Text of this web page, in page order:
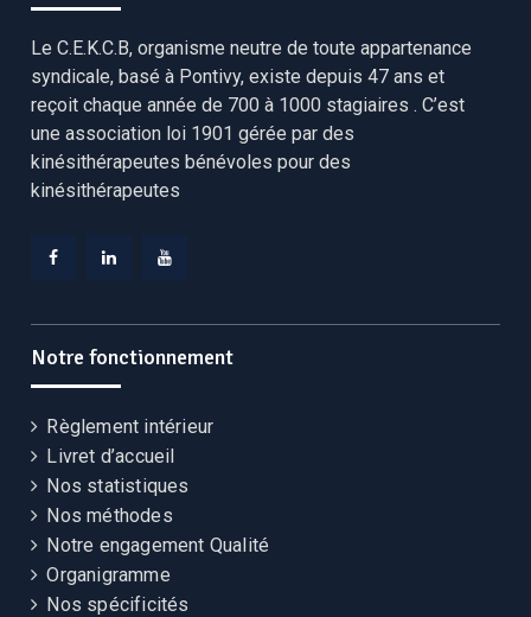
Le C.E.K.C.B, organisme neutre de toute appartenance
syndicale, basé à Pontivy, existe depuis 47 ans et
reçoit chaque année de 700 à 1000 stagiaires . C’est
une association loi 1901 gérée par des
kinésithérapeutes bénévoles pour des
kinésithérapeutes
CEKCBCEKCBCEKCB
Notre fonctionnement
Règlement intérieur
Livret d’accueil
Nos statistiques
Nos méthodes
Notre engagement Qualité
Organigramme
Nos spécificités